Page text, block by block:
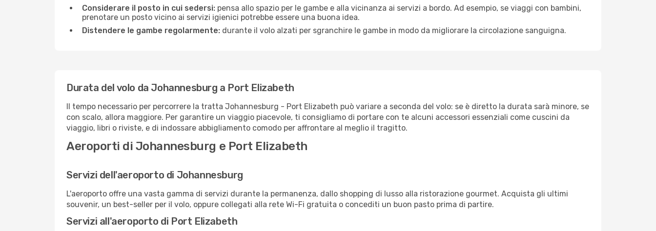
Considerare il posto in cui sedersi: pensa allo spazio per le gambe e alla vicinanza ai servizi a bordo. Ad esempio, se viaggi con bambini,
prenotare un posto vicino ai servizi igienici potrebbe essere una buona idea.
Distendere le gambe regolarmente: durante il volo alzati per sgranchire le gambe in modo da migliorare la circolazione sanguigna.
Durata del volo da Johannesburg a Port Elizabeth
Il tempo necessario per percorrere la tratta Johannesburg - Port Elizabeth può variare a seconda del volo: se è diretto la durata sarà minore, se
con scalo, allora maggiore. Per garantire un viaggio piacevole, ti consigliamo di portare con te alcuni accessori essenziali come cuscini da
viaggio, libri o riviste, e di indossare abbigliamento comodo per affrontare al meglio il tragitto.
Aeroporti di Johannesburg e Port Elizabeth
Servizi dell'aeroporto di Johannesburg
L'aeroporto offre una vasta gamma di servizi durante la permanenza, dallo shopping di lusso alla ristorazione gourmet. Acquista gli ultimi
souvenir, un best-seller per il volo, oppure collegati alla rete Wi-Fi gratuita o concediti un buon pasto prima di partire.
Servizi all'aeroporto di Port Elizabeth